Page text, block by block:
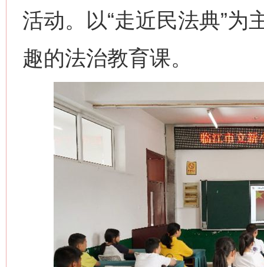
活动。以“走近民法典”为
趣的法治教育课。